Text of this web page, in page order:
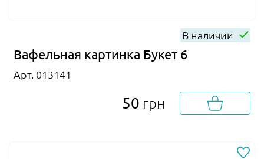
В наличии
Вафельная картинка Букет 6
Арт. 013141
50 грн